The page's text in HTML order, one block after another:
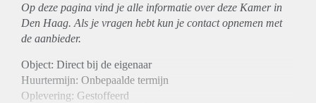
Op deze pagina vind je alle informatie over deze Kamer in
Den Haag. Als je vragen hebt kun je contact opnemen met
de aanbieder.
Object: Direct bij de eigenaar
Huurtermijn: Onbepaalde termijn
Oplevering: Gestoffeerd